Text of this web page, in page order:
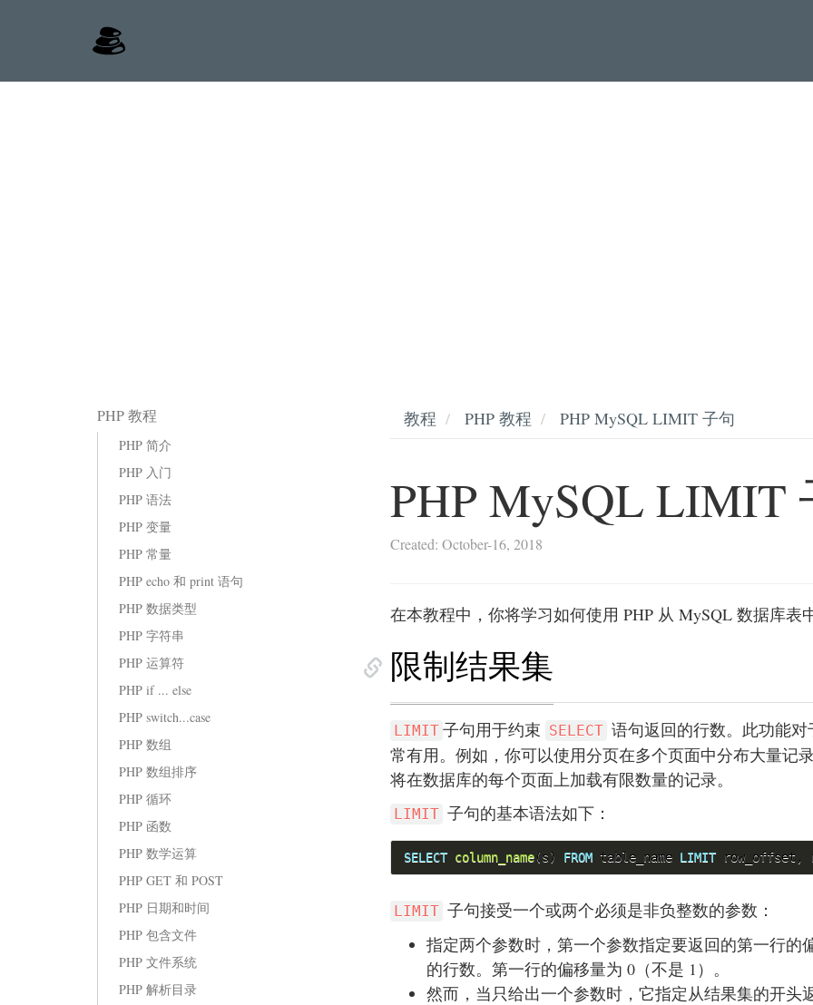
PHP 教程
PHP 简介
PHP 入门
PHP 语法
PHP 变量
PHP 常量
PHP echo 和 print 语句
PHP 数据类型
PHP 字符串
PHP 运算符
PHP if ... else
PHP switch...case
PHP 数组
PHP 数组排序
PHP 循环
PHP 函数
PHP 数学运算
PHP GET 和 POST
PHP 日期和时间
PHP 包含文件
PHP 文件系统
PHP 解析目录
教程 PHP 教程 PHP MySQL LIMIT 子句
PHP MySQL LIMIT
Created: October-16, 2018
在本教程中，你将学习如何使用 PHP 从 MySQL 数据库表
限制结果集
LIMIT 子句用于约束 SELECT 语句返回的行数。此功能
常有用。例如，你可以使用分页在多个页面中分布大量记
将在数据库的每个页面上加载有限数量的记录。
LIMIT 子句的基本语法如下：
SELECT column_name(s) FROM table_name LIMIT
LIMIT 子句接受一个或两个必须是非负整数的参数：
指定两个参数时，第一个参数指定要返回的第一行的
的行数。第一行的偏移量为 0（不是 1）。
然而，当只给出一个参数时，它指定从结果集的开头